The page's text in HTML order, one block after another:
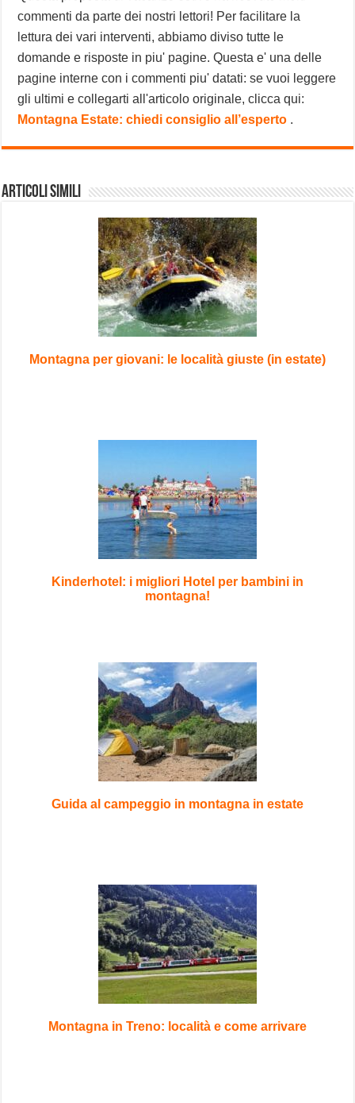
commenti da parte dei nostri lettori! Per facilitare la
lettura dei vari interventi, abbiamo diviso tutte le
domande e risposte in piu' pagine. Questa e' una delle
pagine interne con i commenti piu' datati: se vuoi leggere
gli ultimi e collegarti all'articolo originale, clicca qui:
Montagna Estate: chiedi consiglio all’esperto .
Articoli Simili
Montagna per giovani: le località giuste (in estate)
Kinderhotel: i migliori Hotel per bambini in
montagna!
Guida al campeggio in montagna in estate
Montagna in Treno: località e come arrivare